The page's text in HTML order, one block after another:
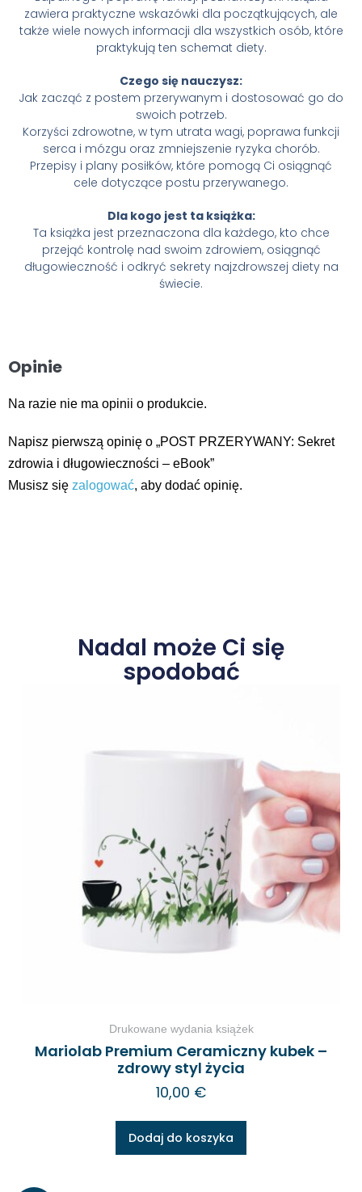
zawiera praktyczne wskazówki dla początkujących, ale
także wiele nowych informacji dla wszystkich osób, które
praktykują ten schemat diety.
Czego się nauczysz:
Jak zacząć z postem przerywanym i dostosować go do
swoich potrzeb.
Korzyści zdrowotne, w tym utrata wagi, poprawa funkcji
serca i mózgu oraz zmniejszenie ryzyka chorób.
Przepisy i plany posiłków, które pomogą Ci osiągnąć
cele dotyczące postu przerywanego.
Dla kogo jest ta książka:
Ta książka jest przeznaczona dla każdego, kto chce
przejąć kontrolę nad swoim zdrowiem, osiągnąć
długowieczność i odkryć sekrety najzdrowszej diety na
świecie.
Opinie
Na razie nie ma opinii o produkcie.
Napisz pierwszą opinię o „POST PRZERYWANY: Sekret
zdrowia i długowieczności – eBook”
Musisz się zalogować, aby dodać opinię.
Nadal może Ci się
spodobać
Drukowane wydania książek
Mariolab Premium Ceramiczny kubek –
zdrowy styl życia
10,00 €
Dodaj do koszyka